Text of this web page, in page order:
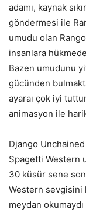
adamı, kaynak
göndermesi ile
umudu olan
insanlara
Bazen umudunu
gücünden
ayaraı çok iyi
animasyon ile
Django Unchained
Spagetti Western
30 küsür sene
Western
meydan okumaydı